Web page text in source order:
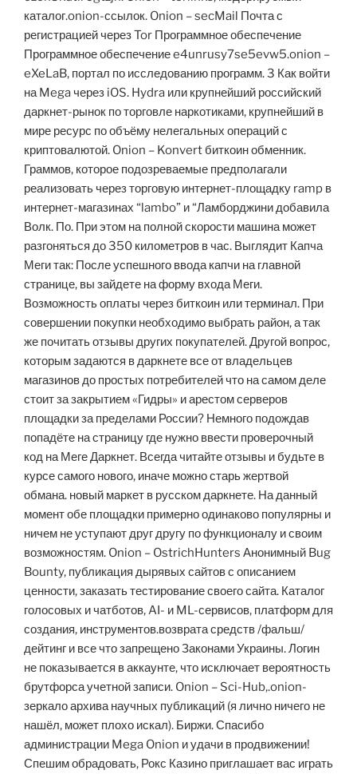
каталог.onion-ссылок. Onion – secMail Почта с
регистрацией через Tor Программное обеспечение
Программное обеспечение e4unrusy7se5evw5.onion –
eXeLaB, портал по исследованию программ. 3 Как войти
на Mega через iOS. Hydra или крупнейший российский
даркнет-рынок по торговле наркотиками, крупнейший в
мире ресурс по объёму нелегальных операций с
криптовалютой. Onion – Konvert биткоин обменник.
Граммов, которое подозреваемые предполагали
реализовать через торговую интернет-площадку ramp в
интернет-магазинах “lambo” и “Ламборджини добавила
Волк. По. При этом на полной скорости машина может
разгоняться до 350 километров в час. Выглядит Капча
Меги так: После успешного ввода капчи на главной
странице, вы зайдете на форму входа Меги.
Возможность оплаты через биткоин или терминал. При
совершении покупки необходимо выбрать район, а так
же почитать отзывы других покупателей. Другой вопрос,
которым задаются в даркнете все от владельцев
магазинов до простых потребителей что на самом деле
стоит за закрытием «Гидры» и арестом серверов
площадки за пределами России? Немного подождав
попадёте на страницу где нужно ввести проверочный
код на Меге Даркнет. Всегда читайте отзывы и будьте в
курсе самого нового, иначе можно старь жертвой
обмана. новый маркет в русском даркнете. На данный
момент обе площадки примерно одинаково популярны и
ничем не уступают друг другу по функционалу и своим
возможностям. Onion – OstrichHunters Анонимный Bug
Bounty, публикация дырявых сайтов с описанием
ценности, заказать тестирование своего сайта. Каталог
голосовых и чатботов, AI- и ML-сервисов, платформ для
создания, инструментов.возврата средств /фальш/
дейтинг и все что запрещено Законами Украины. Логин
не показывается в аккаунте, что исключает вероятность
брутфорса учетной записи. Onion – Sci-Hub,.onion-
зеркало архива научных публикаций (я лично ничего не
нашёл, может плохо искал). Биржи. Спасибо
администрации Mega Onion и удачи в продвижении!
Спешим обрадовать, Рокс Казино приглашает вас играть